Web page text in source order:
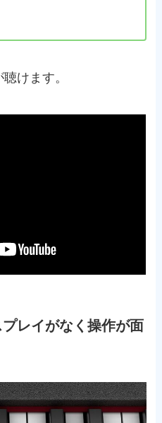
けます。
レイがなく操作が面